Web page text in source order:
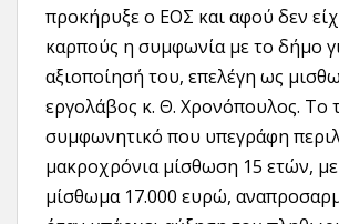
προκήρυξε ο ΕΟΣ και αφού δεν
καρπούς η συμφωνία με το δήμο
αξιοποίησή του, επελέγη ως
εργολάβος κ. Θ. Χρονόπουλος. Το
συμφωνητικό που υπεγράφη
μακροχρόνια μίσθωση 15 ετών, με
μίσθωμα 17.000 ευρώ,